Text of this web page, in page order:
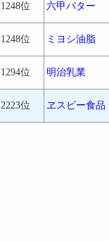
1248位 六甲バター
1248位 ミヨシ油脂
1294位 明治乳業
2223位 ヱスビー食品